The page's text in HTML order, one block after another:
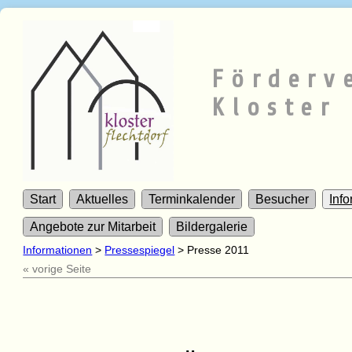
Kloster
Start Aktuelles Terminkalender Besucher
Angebote zur Mitarbeit Bildergalerie
Informationen > Pressespiegel > Presse 2011
« vorige Seite